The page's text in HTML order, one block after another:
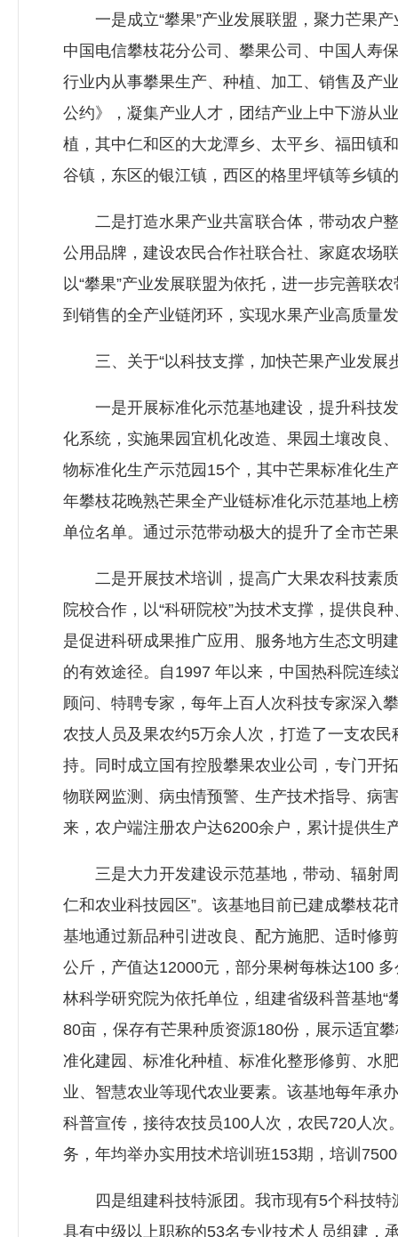
一是成立“攀果”产业发展联盟，聚力芒果产
中国电信攀枝花分公司、攀果公司、中国人寿
行业内从事攀果生产、种植、加工、销售及产
公约》，凝集产业人才，团结产业上中下游从
植，其中仁和区的大龙潭乡、太平乡、福田镇
谷镇，东区的银江镇，西区的格里坪镇等乡镇
二是打造水果产业共富联合体，带动农户整
公用品牌，建设农民合作社联合社、家庭农场
以“攀果”产业发展联盟为依托，进一步完善联
到销售的全产业链闭环，实现水果产业高质量
三、关于“以科技支撑，加快芒果产业发展
一是开展标准化示范基地建设，提升科技发
化系统，实施果园宜机化改造、果园土壤改良
物标准化生产示范园15个，其中芒果标准化生
年攀枝花晚熟芒果全产业链标准化示范基地上
单位名单。通过示范带动极大的提升了全市芒
二是开展技术培训，提高广大果农科技素质
院校合作，以“科研院校”为技术支撑，提供良
是促进科研成果推广应用、服务地方生态文明
的有效途径。自1997 年以来，中国热科院连
顾问、特聘专家，每年上百人次科技专家深入
农技人员及果农约5万余人次，打造了一支农
持。同时成立国有控股攀果农业公司，专门开
物联网监测、病虫情预警、生产技术指导、病
来，农户端注册农户达6200余户，累计提供生
三是大力开发建设示范基地，带动、辐射周
仁和农业科技园区”。该基地目前已建成攀枝
基地通过新品种引进改良、配方施肥、适时修
公斤，产值达12000元，部分果树每株达100
林科学研究院为依托单位，组建省级科普基地
80亩，保存有芒果种质资源180份，展示适宜
准化建园、标准化种植、标准化整形修剪、水
业、智慧农业等现代农业要素。该基地每年承
科普宣传，接待农技员100人次，农民720人次
务，年均举办实用技术培训班153期，培训
四是组建科技特派团。我市现有5个科技特
具有中级以上职称的53名专业技术人员组建，